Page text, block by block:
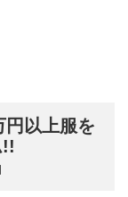
以上服を
!!